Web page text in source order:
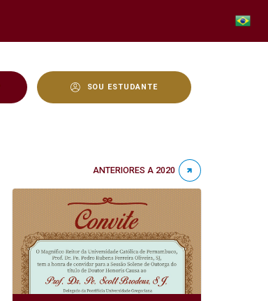
SOU ESTUDANTE
ANTERIORES A 2020